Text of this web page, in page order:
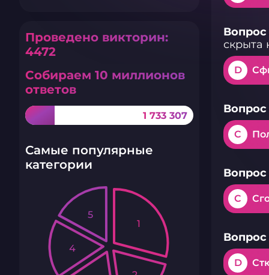
Проведено викторин:
4472
Собираем 10 миллионов
ответов
1 733 307
Самые популярные
категории
1
4
5
Вопрос
скрыта
D
Вопрос
C
Вопрос
C
Вопрос
D